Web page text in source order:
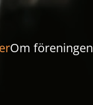
Om föreningen